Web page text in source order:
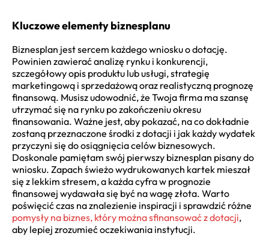
Kluczowe elementy biznesplanu
Biznesplan jest sercem każdego wniosku o dotację.
Powinien zawierać analizę rynku i konkurencji,
szczegółowy opis produktu lub usługi, strategię
marketingową i sprzedażową oraz realistyczną prognozę
finansową. Musisz udowodnić, że Twoja firma ma szansę
utrzymać się na rynku po zakończeniu okresu
finansowania. Ważne jest, aby pokazać, na co dokładnie
zostaną przeznaczone środki z dotacji i jak każdy wydatek
przyczyni się do osiągnięcia celów biznesowych.
Doskonale pamiętam swój pierwszy biznesplan pisany do
wniosku. Zapach świeżo wydrukowanych kartek mieszał
się z lekkim stresem, a każda cyfra w prognozie
finansowej wydawała się być na wagę złota. Warto
poświęcić czas na znalezienie inspiracji i sprawdzić różne
pomysły na biznes, który można sfinansować z dotacji,
aby lepiej zrozumieć oczekiwania instytucji.